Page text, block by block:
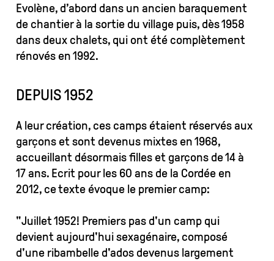
Evolène, d’abord dans un ancien baraquement
de chantier à la sortie du village puis, dès 1958
dans deux chalets, qui ont été complètement
rénovés en 1992.
DEPUIS 1952
A leur création, ces camps étaient réservés aux
garçons et sont devenus mixtes en 1968,
accueillant désormais filles et garçons de 14 à
17 ans. Ecrit pour les 60 ans de la Cordée en
2012, ce texte évoque le premier camp:
"Juillet 1952! Premiers pas d'un camp qui
devient aujourd'hui sexagénaire, composé
d'une ribambelle d'ados devenus largement